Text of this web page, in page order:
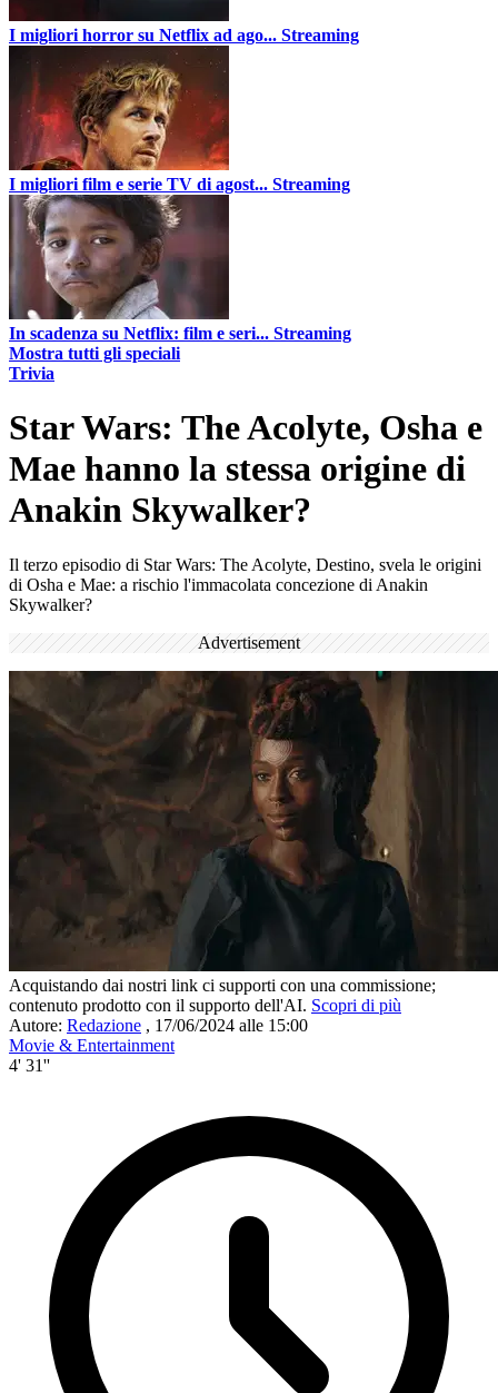
I migliori horror su Netflix ad ago... Streaming
I migliori film e serie TV di agost... Streaming
In scadenza su Netflix: film e seri... Streaming
Mostra tutti gli speciali
Trivia
Star Wars: The Acolyte, Osha e
Mae hanno la stessa origine di
Anakin Skywalker?
Il terzo episodio di Star Wars: The Acolyte, Destino, svela le origini
di Osha e Mae: a rischio l'immacolata concezione di Anakin
Skywalker?
Advertisement
Acquistando dai nostri link ci supporti con una commissione;
contenuto prodotto con il supporto dell'AI. Scopri di più
Autore: Redazione , 17/06/2024 alle 15:00
Movie & Entertainment
4' 31''